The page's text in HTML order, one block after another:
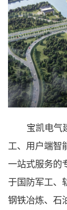
宝凯电气
工、用户端智
一站式服务的
于国防军工、
钢铁冶炼、石